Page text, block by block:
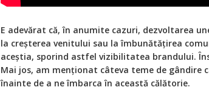
E adevărat că, în anumite cazuri, dezvoltarea
la creșterea venitului sau la îmbunătățirea
aceștia, sporind astfel vizibilitatea brandului.
Mai jos, am menționat câteva teme de gândire
înainte de a ne îmbarca în această călătorie.